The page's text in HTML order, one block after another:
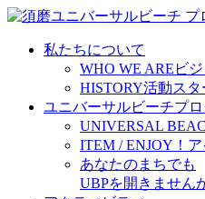
私たちについて
WHO WE ARE ビ
HISTORY活動スタ
ユニバーサルビーチプ
UNIVERSAL
ITEM / ENJOY！
あなたのまちでも
UBPを開きません